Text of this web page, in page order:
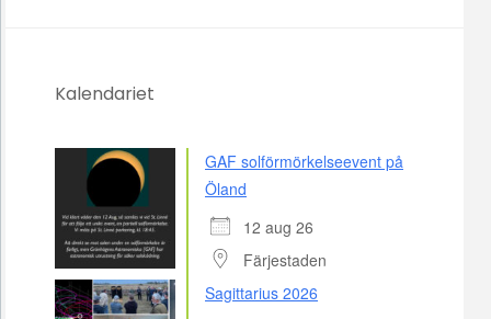
Kalendariet
GAF solförmörkelseevent på
Öland
12 aug 26
Färjestaden
Sagittarius 2026